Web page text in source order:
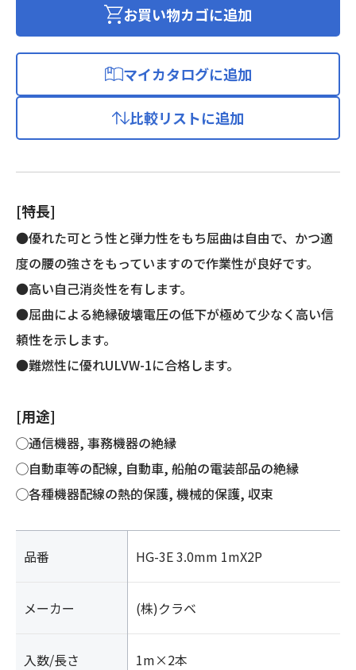
個
お買い物カゴに追加
マイカタログに追加
比較リストに追加
[特長]
●優れた可とう性と弾力性をもち屈曲は自由で、かつ適
度の腰の強さをもっていますので作業性が良好です。
●高い自己消炎性を有します。
●屈曲による絶縁破壊電圧の低下が極めて少なく高い信
頼性を示します。
●難燃性に優れULVW-1に合格します。
[用途]
◯通信機器, 事務機器の絶縁
◯自動車等の配線, 自動車, 船舶の電装部品の絶縁
◯各種機器配線の熱的保護, 機械的保護, 収束
品番 HG-3E 3.0mm 1mX2P
メーカー (株)クラベ
入数/長さ 1m×2本